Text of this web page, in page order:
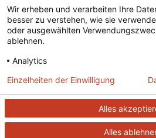
Herausgeber /
Redaktion
Verlag
Print-Abo
Digital-Abo
Abo kündigen
Vertrag widerrufen
Wir erheben und verarbeiten Ihre
besser zu verstehen, wie sie
oder ausgewählten
ablehnen.
Analytics
Alles
Alles
Einzelheiten der Einwilligung